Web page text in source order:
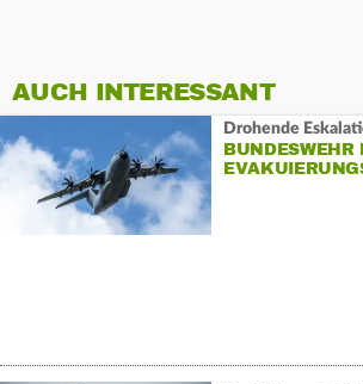
AUCH INTERESSANT
Drohende
BUNDESWEHR